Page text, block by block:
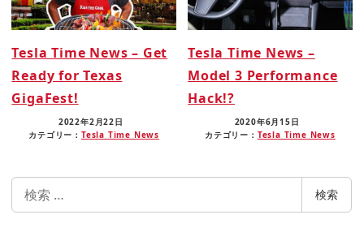
Tesla Time News – Get
Ready for Texas
GigaFest!
2022年2月22日
カテゴリー： Tesla Time News
Tesla Time News –
Model 3 Performance
Hack!?
2020年6月15日
カテゴリー： Tesla Time News
検
検索